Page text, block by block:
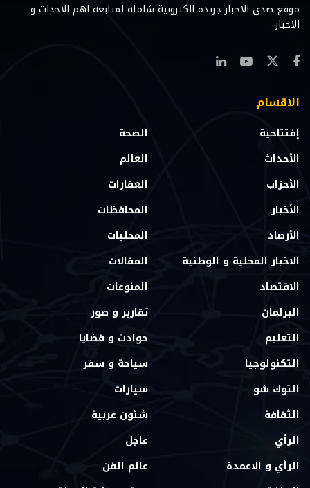
موقع صدي الاخبار جريدة الكترونية شامله لمتابعه اهم الاحداث و
الاخبار
الاقسام
إفتتاحية
الأحداث
الأحزاب
الأخبار
الأرصاد
الاخبار المحلية و الوطنية
الاقتصاد
البرلمان
التعليم
التكنولوجيا
التوك شو
الثقافة
الرأي
الرأي و الاعمدة
الصحة
العالم
العقارات
المحافظات
المحليات
المقالات
المنوعات
تقارير و صور
حوادث و قضايا
سياحة و سفر
سيارات
شئون عربية
عاجل
عالم الفن